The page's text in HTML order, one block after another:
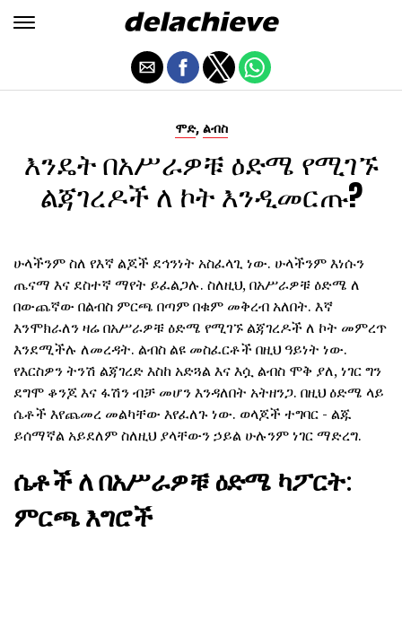
ሞድ, ልብስ
እንዴት በአሥራዎቹ ዕድሜ የሚገኙ
ልጃገረዶች ለ ኮት እንዲመርጡ?
ሁላችንም ስለ የእኛ ልጆች ደኅንነት አስፈላጊ ነው. ሁላችንም እነሱን
ጤናማ እና ደስተኛ ማየት ይፈልጋሉ. ስለዚህ, በአሥራዎቹ ዕድሜ ለ
በውጨኛው በልብስ ምርጫ በጣም በቁም መቅረብ አለበት. እኛ
እንሞክራለን ዛሬ በአሥራዎቹ ዕድሜ የሚገኙ ልጃገረዶች ለ ኮት መምረጥ
እንደሚችሉ ለመረዳት. ልብስ ልዩ መስፈርቶች በዚህ ዓይነት ነው.
የእርስዎን ትንሽ ልጃገረድ እስከ አድጓል እና እሷ ልብስ ሞቅ ያለ, ነገር ግን
ደግሞ ቆንጆ እና ፋሽን ብቻ መሆን እንዳለበት አትዘንጋ. በዚህ ዕድሜ ላይ
ሴቶች እየጨመረ መልካቸው እየፈለጉ ነው. ወላጆች ተግባር - ልጁ
ይሰማኛል አይደለም ስለዚህ ያላቸውን ኃይል ሁሉንም ነገር ማድረግ.
ሴቶች ለ በአሥራዎቹ ዕድሜ ካፖርት:
ምርጫ እግሮች